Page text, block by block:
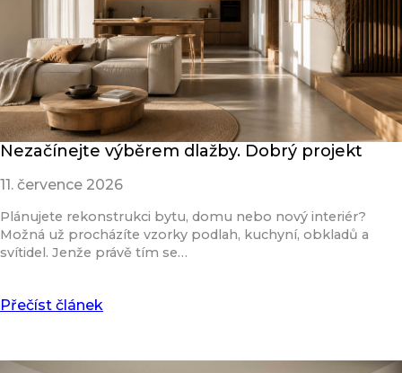
Nezačínejte výběrem dlažby. Dobrý projekt
11. července 2026
Plánujete rekonstrukci bytu, domu nebo nový interiér?
Možná už procházíte vzorky podlah, kuchyní, obkladů a
svítidel. Jenže právě tím se…
Přečíst článek